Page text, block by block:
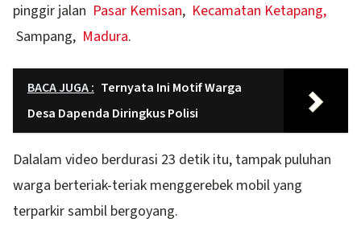
pinggir jalan Pasar Kemisan, Kecamatan Ketapang,
Sampang, Madura.
BACA JUGA : Ternyata Ini Motif Warga
Desa Dapenda Diringkus Polisi
Dalalam video berdurasi 23 detik itu, tampak puluhan
warga berteriak-teriak menggerebek mobil yang
terparkir sambil bergoyang.